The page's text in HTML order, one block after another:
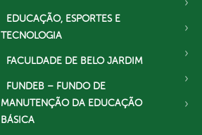
EDUCAÇÃO, ESPORTES E
TECNOLOGIA
FACULDADE DE BELO JARDIM
FUNDEB – FUNDO DE
MANUTENÇÃO DA EDUCAÇÃO
BÁSICA